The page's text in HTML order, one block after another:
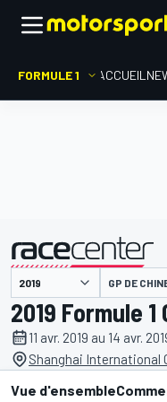
FORMULE 1 ACCUEIL
présenté par GP DE
2019 Formule 1
11 avr. 2019 au 14 avr.
Shanghai International
Vue d'ensemble